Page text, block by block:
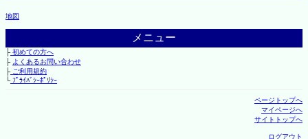
地図
メニュー
├初めての方へ
├ よくあるお問い合わせ
├ご利用規約
└ﾌﾟﾗｲﾊﾞｼｰﾎﾟﾘｼｰ
ページトップへ
マイページへ
サイトトップへ
ログアウト